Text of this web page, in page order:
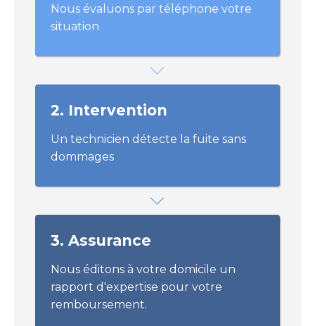
Nous évaluons par téléphone votre
situation
2. Intervention
Un technicien détecte la fuite sans
dommages
3. Assurance
Nous éditons à votre domicile un
rapport d'expertise pour votre
remboursement.